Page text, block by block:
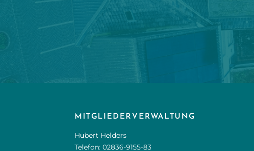
MITGLIEDERVERWALTUNG
Hubert Helders
Telefon: 02836-9155-83